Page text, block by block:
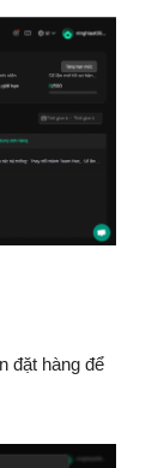
đặt hàng để